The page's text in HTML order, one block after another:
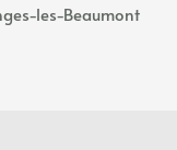
les-Beaumont